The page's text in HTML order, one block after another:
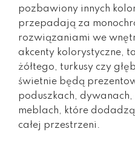
pozbawiony innych
przepadają za
rozwiązaniami we
akcenty kolorystyczne,
żółtego, turkusy czy
świetnie będą
poduszkach,
meblach, które
całej przestrzeni.